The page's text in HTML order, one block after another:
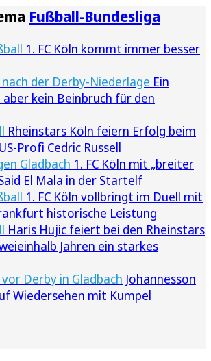
Fußball-Bundesliga
1. FC Köln kommt immer besser
nach der Derby-Niederlage Ein
aber kein Beinbruch für den
Rheinstars Köln feiern Erfolg beim
Profi Cedric Russell
Gladbach 1. FC Köln mit „breiter
El Mala in der Startelf
1. FC Köln vollbringt im Duell mit
historische Leistung
Haris Hujic feiert bei den Rheinstars
Jahren ein starkes
vor Derby in Gladbach Johannesson
Wiedersehen mit Kumpel